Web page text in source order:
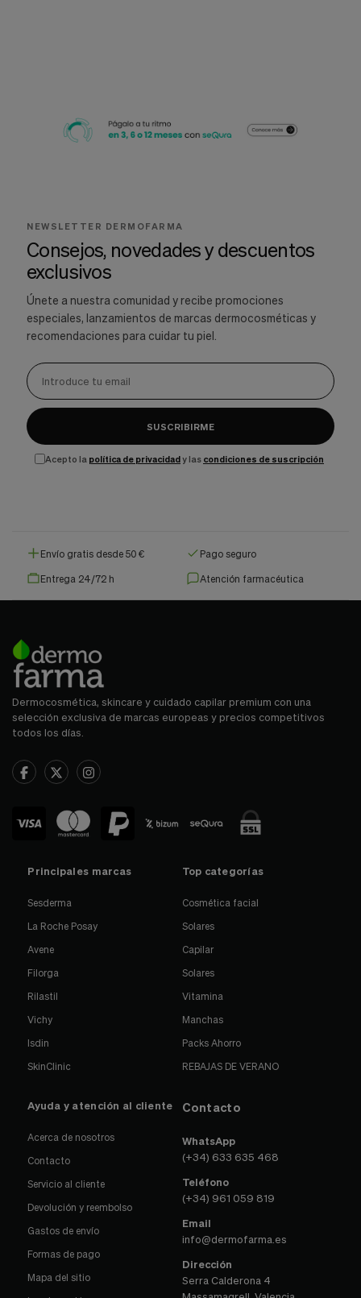
NEWSLETTER DERMOFARMA
Consejos, novedades y descuentos
exclusivos
Únete a nuestra comunidad y recibe promociones
especiales, lanzamientos de marcas dermocosméticas y
recomendaciones para cuidar tu piel.
SUSCRIBIRME
Acepto la política de privacidady las condiciones de suscripción
Envío gratis desde 50 € Pago seguro
Entrega 24/72 h Atención farmacéutica
Dermocosmética, skincare y cuidado capilar premium con una
selección exclusiva de marcas europeas y precios competitivos
todos los días.
Principales marcas
Sesderma
La Roche Posay
Avene
Filorga
Rilastil
Vichy
Isdin
SkinClinic
Top categorías
Cosmética facial
Solares
Capilar
Solares
Vitamina
Manchas
Packs Ahorro
REBAJAS DE VERANO
Ayuda y atención al cliente
Acerca de nosotros
Contacto
Servicio al cliente
Devolución y reembolso
Gastos de envío
Formas de pago
Mapa del sitio
Contacto
WhatsApp
(+34) 633 635 468
Teléfono
(+34) 961 059 819
Email
info@dermofarma.es
Dirección
Serra Calderona 4